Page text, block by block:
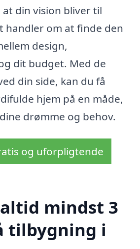
din vision bliver til
handler om at finde den
design,
dit budget. Med de
din side, kan du få
hjem på en måde,
drømme og behov.
og uforpligtende
mindst 3
tilbygning i